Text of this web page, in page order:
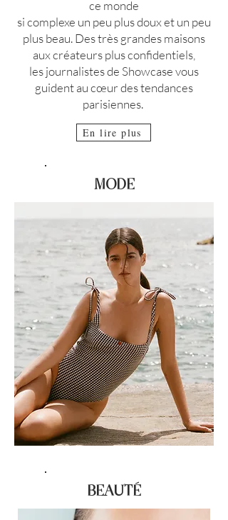
ce monde
si complexe un peu plus doux et un peu
plus beau.Des très grandes maisons
aux créateurs plus confidentiels,
les journalistes de Showcase vous
guident au cœur des tendances
parisiennes.
En lire plus
MODE
BEAUTÉ